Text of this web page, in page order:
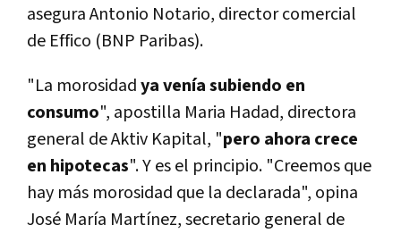
asegura Antonio Notario, director comercial
de Effico (BNP Paribas).
"La morosidadya vení­a subiendo en
consumo", apostilla Maria Hadad, directora
general de Aktiv Kapital, "pero ahora crece
en hipotecas". Y es el principio. "Creemos que
hay más morosidad que la declarada", opina
José Marí­a Martí­nez, secretario general de